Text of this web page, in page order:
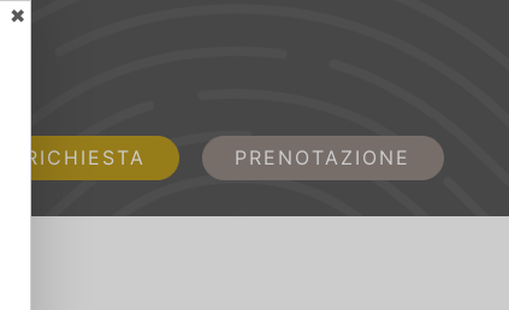
RICHIESTA PRENOTAZIONE
✖